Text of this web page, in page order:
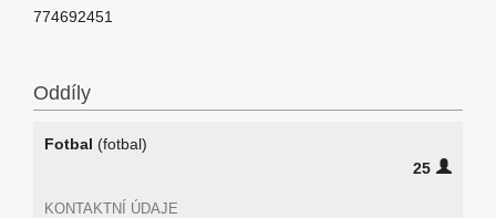
774692451
Oddíly
Fotbal (fotbal)
25
KONTAKTNÍ ÚDAJE